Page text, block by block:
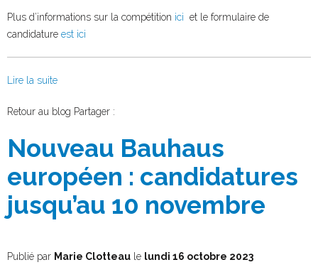
Plus d’informations sur la compétition ici et le formulaire de
candidature est ici
Lire la suite
Retour au blog Partager :
Nouveau Bauhaus
européen : candidatures
jusqu’au 10 novembre
Publié par Marie Clotteau le lundi 16 octobre 2023